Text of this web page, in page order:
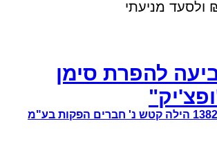
להפרת סימן
תא (ת"א) 13821-11-11 הילה קטש נ' חברים הפקות בע"מ